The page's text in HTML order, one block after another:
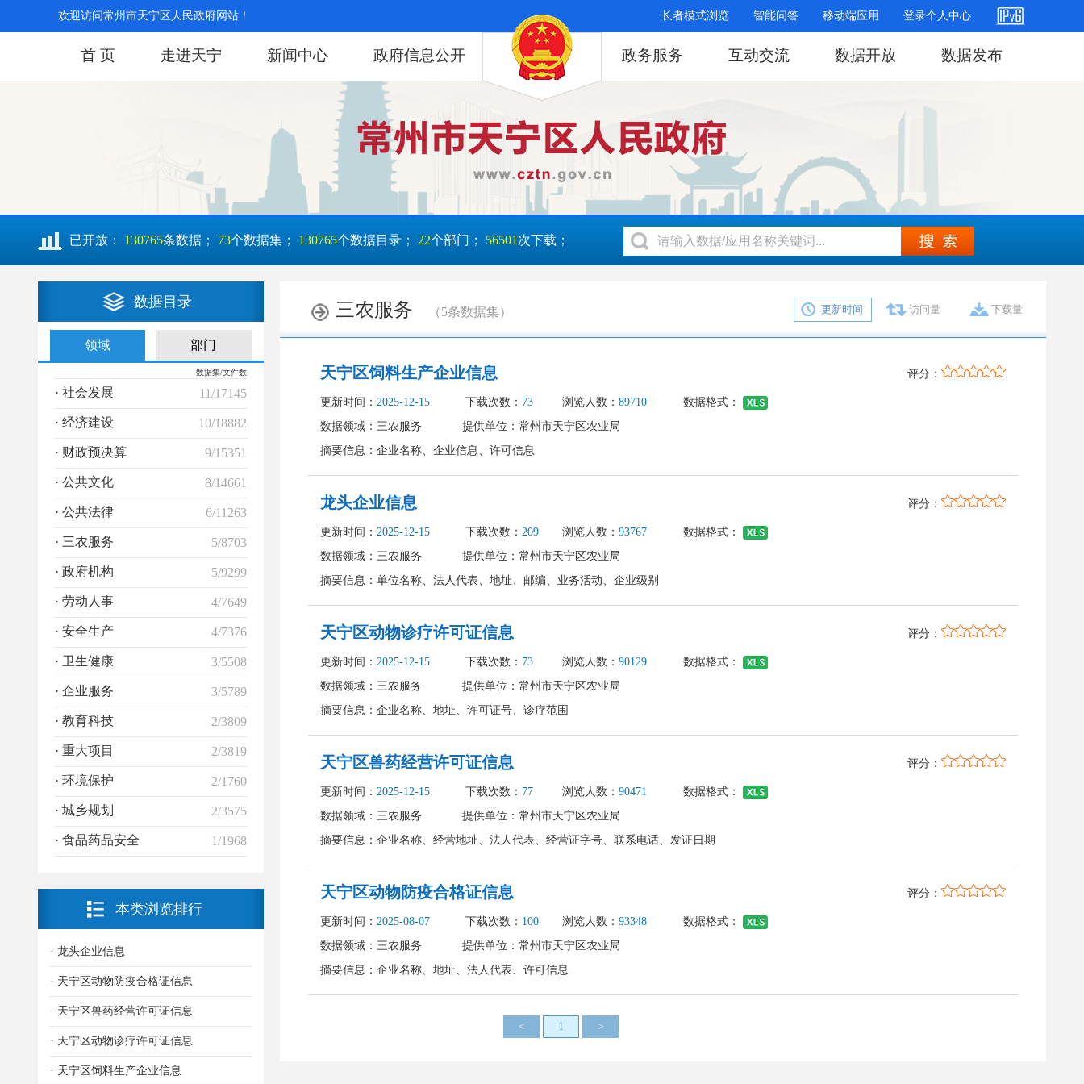
欢迎访问常州市天宁区人民政府网站！ 长者模式浏览 智能问答 移动端应用 登录个人中心
首 页 走进天宁 新闻中心 政府信息公开 政务服务 互动交流 数据开放 数据发布
已开放： 130765条数据； 73个数据集； 130765个数据目录； 22个部门； 56501 次下载；
数据目录
领域 部门
数据集/文件数
· 社会发展 11/17145
· 经济建设 10/18882
· 财政预决算 9/15351
· 公共文化 8/14661
· 公共法律 6/11263
· 三农服务 5/8703
· 政府机构 5/9299
· 劳动人事 4/7649
· 安全生产 4/7376
· 卫生健康 3/5508
· 企业服务 3/5789
· 教育科技 2/3809
· 重大项目 2/3819
· 环境保护 2/1760
· 城乡规划 2/3575
· 食品药品安全 1/1968
本类浏览排行
· 龙头企业信息
· 天宁区动物防疫合格证信息
· 天宁区兽药经营许可证信息
· 天宁区动物诊疗许可证信息
· 天宁区饲料生产企业信息